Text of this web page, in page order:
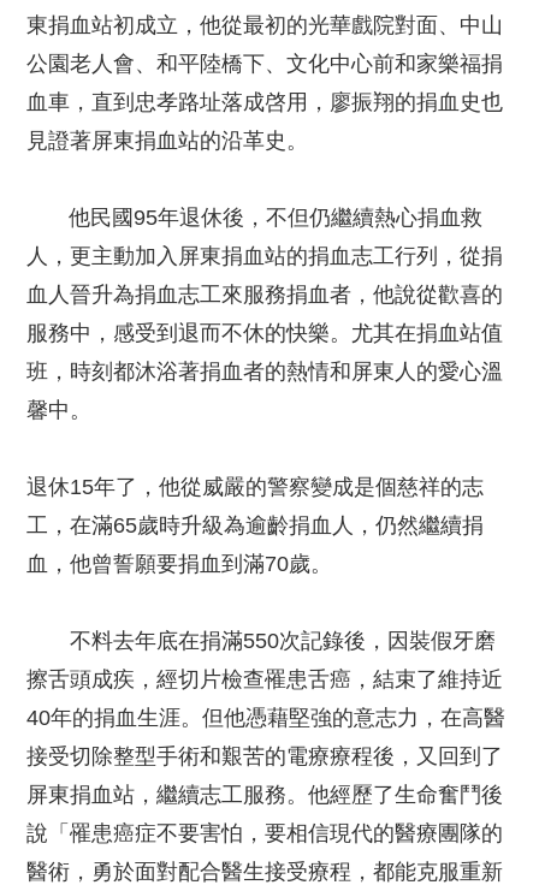
東捐血站初成立，他從最初的光華戲院對面、中山
公園老人會、和平陸橋下、文化中心前和家樂福捐
血車，直到忠孝路址落成啓用，廖振翔的捐血史也
見證著屏東捐血站的沿革史。
他民國95年退休後，不但仍繼續熱心捐血救
人，更主動加入屏東捐血站的捐血志工行列，從捐
血人晉升為捐血志工來服務捐血者，他說從歡喜的
服務中，感受到退而不休的快樂。尤其在捐血站值
班，時刻都沐浴著捐血者的熱情和屏東人的愛心溫
馨中。
退休15年了，他從威嚴的警察變成是個慈祥的志
工，在滿65歲時升級為逾齡捐血人，仍然繼續捐
血，他曾誓願要捐血到滿70歲。
不料去年底在捐滿550次記錄後，因裝假牙磨
擦舌頭成疾，經切片檢查罹患舌癌，結束了維持近
40年的捐血生涯。但他憑藉堅強的意志力，在高醫
接受切除整型手術和艱苦的電療療程後，又回到了
屏東捐血站，繼續志工服務。他經歷了生命奮鬥後
說「罹患癌症不要害怕，要相信現代的醫療團隊的
醫術，勇於面對配合醫生接受療程，都能克服重新